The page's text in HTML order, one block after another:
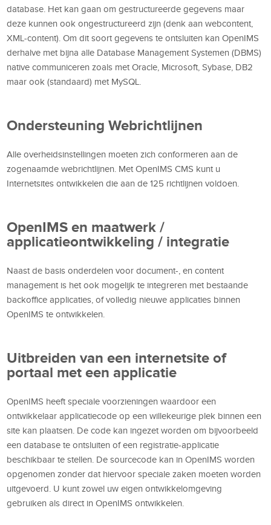
database. Het kan gaan om gestructureerde gegevens maar
deze kunnen ook ongestructureerd zijn (denk aan webcontent,
XML-content). Om dit soort gegevens te ontsluiten kan OpenIMS
derhalve met bijna alle Database Management Systemen (DBMS)
native communiceren zoals met Oracle, Microsoft, Sybase, DB2
maar ook (standaard) met MySQL.
Ondersteuning Webrichtlijnen
Alle overheidsinstellingen moeten zich conformeren aan de
zogenaamde webrichtlijnen. Met OpenIMS CMS kunt u
Internetsites ontwikkelen die aan de 125 richtlijnen voldoen.
OpenIMS en maatwerk /
applicatieontwikkeling / integratie
Naast de basis onderdelen voor document-, en content
management is het ook mogelijk te integreren met bestaande
backoffice applicaties, of volledig nieuwe applicaties binnen
OpenIMS te ontwikkelen.
Uitbreiden van een internetsite of
portaal met een applicatie
OpenIMS heeft speciale voorzieningen waardoor een
ontwikkelaar applicatiecode op een willekeurige plek binnen een
site kan plaatsen. De code kan ingezet worden om bijvoorbeeld
een database te ontsluiten of een registratie-applicatie
beschikbaar te stellen. De sourcecode kan in OpenIMS worden
opgenomen zonder dat hiervoor speciale zaken moeten worden
uitgevoerd. U kunt zowel uw eigen ontwikkelomgeving
gebruiken als direct in OpenIMS ontwikkelen.